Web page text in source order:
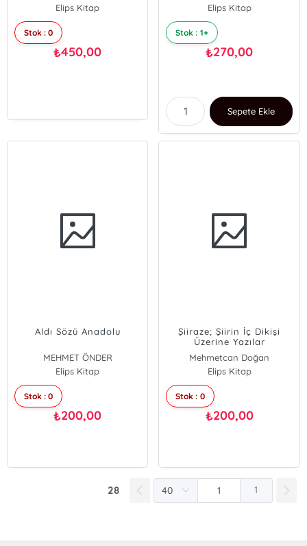
Elips Kitap
Stok : 0
₺450,00
Elips Kitap
Stok : 1+
₺270,00
Sepete Ekle
Aldı Sözü Anadolu
MEHMET ÖNDER
Elips Kitap
Stok : 0
₺200,00
Şiiraze; Şiirin İç Dikişi
Üzerine Yazılar
Mehmetcan Doğan
Elips Kitap
Stok : 0
₺200,00
28 1